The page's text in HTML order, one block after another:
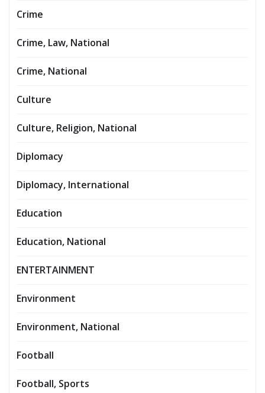
Crime
Crime, Law, National
Crime, National
Culture
Culture, Religion, National
Diplomacy
Diplomacy, International
Education
Education, National
ENTERTAINMENT
Environment
Environment, National
Football
Football, Sports